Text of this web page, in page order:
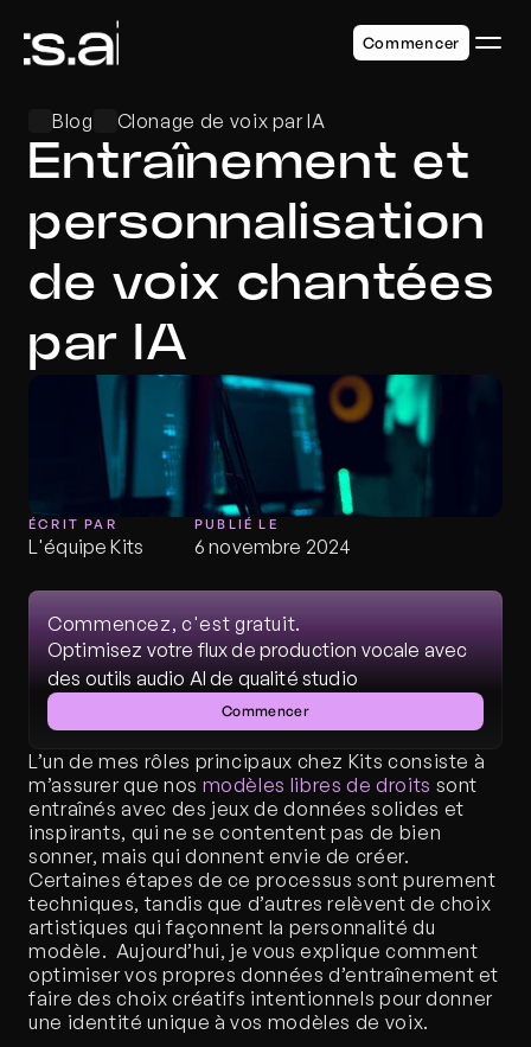
Blog Clonage de voix par IA
Entraînement et
personnalisation
de voix chantées
par IA
ÉCRIT PAR
L'équipe Kits
PUBLIÉ LE
6 novembre 2024
L’un de mes rôles principaux chez Kits consiste à
m’assurer que nos modèles libres de droits sont
entraînés avec des jeux de données solides et
inspirants, qui ne se contentent pas de bien
sonner, mais qui donnent envie de créer.
Certaines étapes de ce processus sont purement
techniques, tandis que d’autres relèvent de choix
artistiques qui façonnent la personnalité du
modèle.  Aujourd’hui, je vous explique comment
optimiser vos propres données d’entraînement et
faire des choix créatifs intentionnels pour donner
une identité unique à vos modèles de voix.
Commencez, c'est gratuit.
Optimisez votre flux de production vocale avec
des outils audio AI de qualité studio
Commencer
Commencer